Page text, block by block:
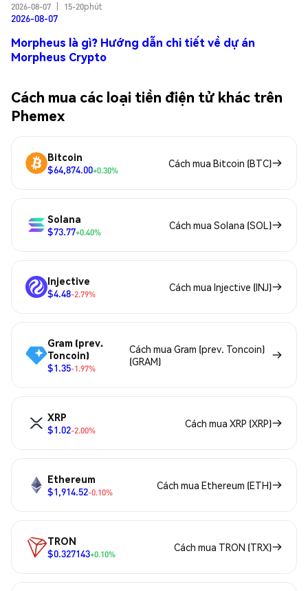
2026-08-07
15-20phút
2026-08-07
Morpheus là gì? Hướng dẫn chi tiết về dự án
Morpheus Crypto
Cách mua các loại tiền điện tử khác trên
Phemex
Bitcoin
$64,874.00+0.30%
Cách mua Bitcoin (BTC)
Solana
$73.77+0.40%
Cách mua Solana (SOL)
Injective
$4.48-2.79%
Cách mua Injective (INJ)
Gram (prev.
Toncoin)
$1.35-1.97%
Cách mua Gram (prev. Toncoin)
(GRAM)
XRP
$1.02-2.00%
Cách mua XRP (XRP)
Ethereum
$1,914.52-0.10%
Cách mua Ethereum (ETH)
TRON
$0.327143+0.10%
Cách mua TRON (TRX)